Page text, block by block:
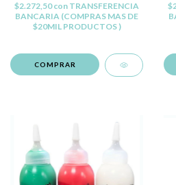
$2.272,50con TRANSFERENCIA
BANCARIA (COMPRAS MAS DE
$20MIL PRODUCTOS )